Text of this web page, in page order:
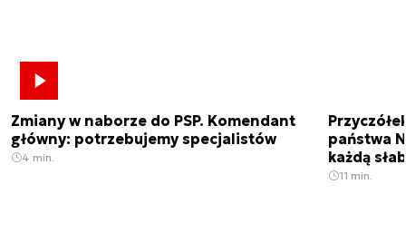
Zmiany w naborze do PSP. Komendant
główny: potrzebujemy specjalistów
4 min.
państwa
każdą
11 min.